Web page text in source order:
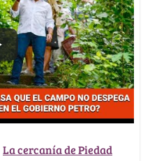
La cercanía de Piedad